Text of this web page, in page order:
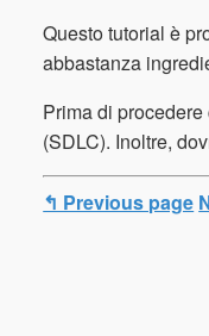
Questo tutorial è
abbastanza
Prima di
(SDLC). Inoltre,
↰ Previous page